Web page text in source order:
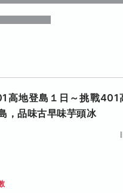
高地登島１日～挑戰401
，品味古早味芋頭冰